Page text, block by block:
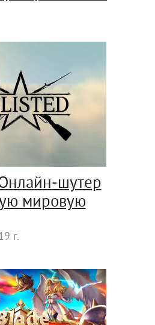
шутер
мировую
г.